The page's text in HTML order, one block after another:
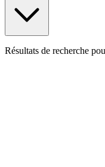
Résultats de recherche